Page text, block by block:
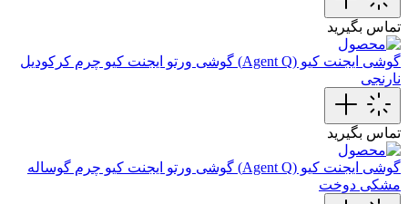
تماس بگیرید
گوشی ایجنت کیو (Agent Q)
گوشی ورتو ایجنت کیو چرم کرکودیل
نارنجی
تماس بگیرید
گوشی ایجنت کیو (Agent Q)
گوشی ورتو ایجنت کیو چرم گوساله
مشکی دوخت